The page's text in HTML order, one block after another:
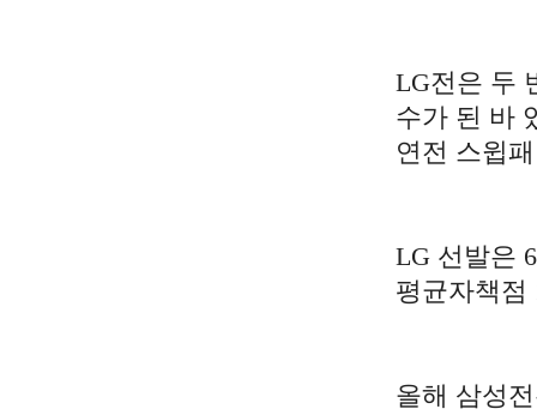
LG전은 두
수가 된 바
연전 스윕
LG 선발은
평균자책점
올해 삼성